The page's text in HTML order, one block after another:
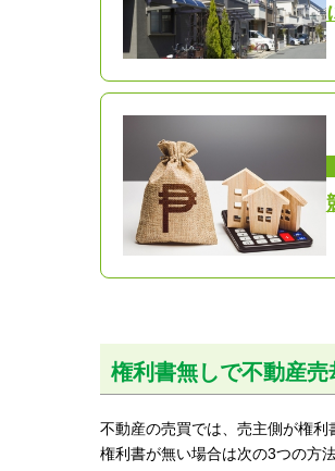
権利書無しで不動産売
不動産の売買では、売主側が権利
権利書が無い場合は次の3つの方